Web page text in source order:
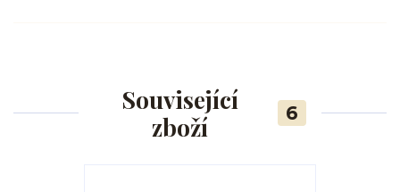
Související
zboží
6